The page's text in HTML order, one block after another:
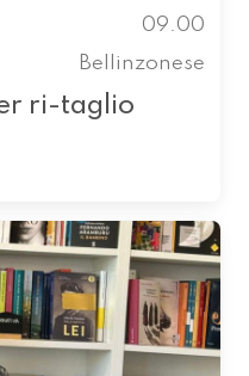
09.00
Bellinzonese
ri-taglio